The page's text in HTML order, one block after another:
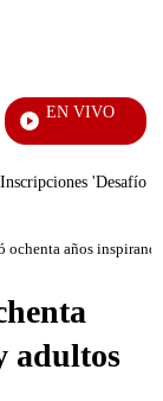
EN VIVO
Inscripciones 'Desafío'
años
adultos